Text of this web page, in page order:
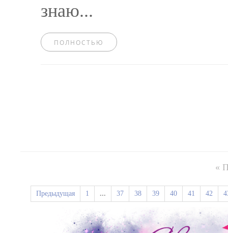
знаю...
ПОЛНОСТЬЮ
«
Предыдущая 1 ... 37 38 39 40 41 42